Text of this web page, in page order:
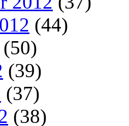
(44)
(50)
(39)
(37)
(38)